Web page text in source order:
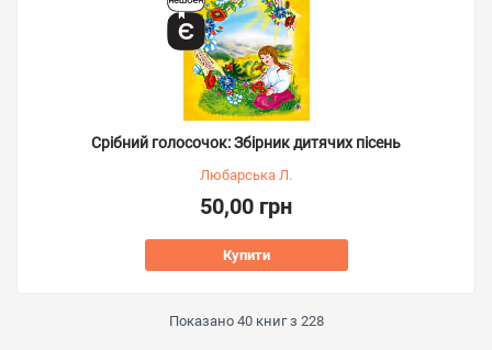
Срібний голосочок: Збірник дитячих пісень
Любарська Л.
50,00 грн
Купити
Показано 40книг з 228